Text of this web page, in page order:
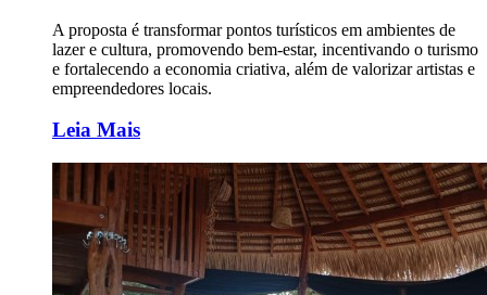
A proposta é transformar pontos turísticos em ambientes de
lazer e cultura, promovendo bem-estar, incentivando o turismo
e fortalecendo a economia criativa, além de valorizar artistas e
empreendedores locais.
Leia Mais